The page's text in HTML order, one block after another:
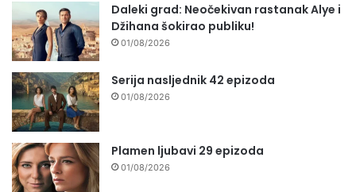
Daleki grad: Neočekivan rastanak Alye i
Džihana šokirao publiku!
01/08/2026
Serija nasljednik 42 epizoda
01/08/2026
Plamen ljubavi 29 epizoda
01/08/2026